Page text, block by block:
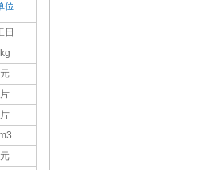
位
日
kg
元
片
片
元